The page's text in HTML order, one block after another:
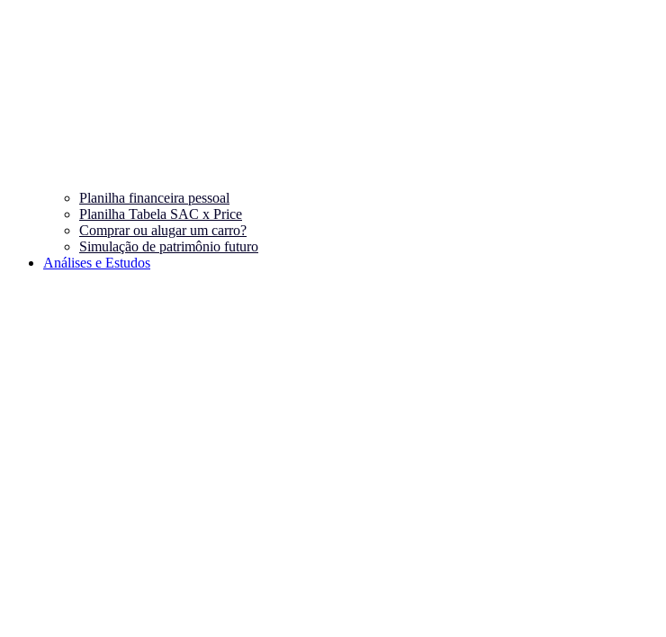
Planilha financeira pessoal
Planilha Tabela SAC x Price
Comprar ou alugar um carro?
Simulação de patrimônio futuro
Análises e Estudos